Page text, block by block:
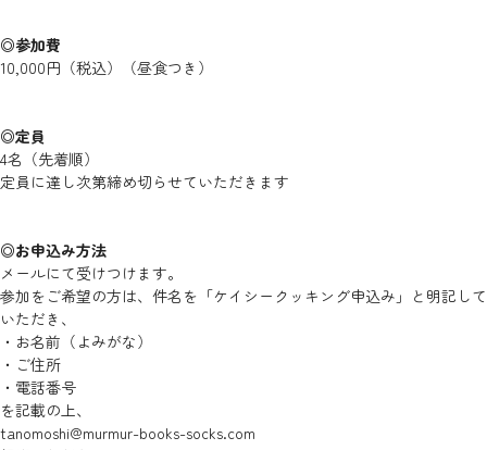
◎参加費
10,000円（税込）（昼食つき）
◎定員
4名（先着順）
定員に達し次第締め切らせていただきます
◎お申込み方法
メールにて受けつけます。
参加をご希望の方は、件名を「ケイシークッキング申込み」と明記して
いただき、
・お名前（よみがな）
・ご住所
・電話番号
を記載の上、
tanomoshi@murmur-books-socks.com